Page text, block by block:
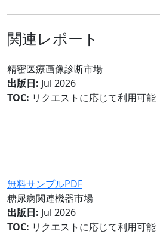
関連レポート
精密医療画像診断市場
出版日: Jul 2026
TOC: リクエストに応じて利用可能
無料サンプルPDF
糖尿病関連機器市場
出版日: Jul 2026
TOC: リクエストに応じて利用可能